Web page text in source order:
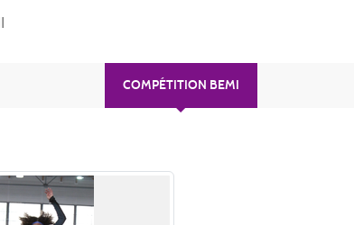
COMPÉTITION BEMI